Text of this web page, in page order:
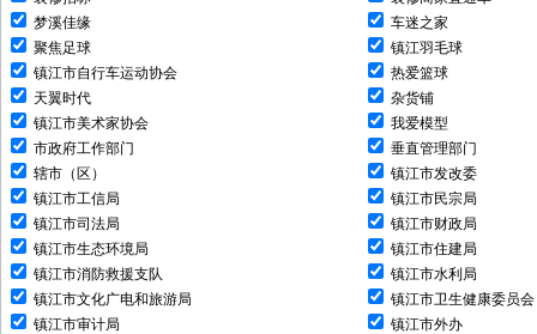
梦溪佳缘
车迷之家
聚焦足球
镇江羽毛球
镇江市自行车运动协会
热爱篮球
天翼时代
杂货铺
镇江市美术家协会
我爱模型
市政府工作部门
垂直管理部门
辖市（区）
镇江市发改委
镇江市工信局
镇江市民宗局
镇江市司法局
镇江市财政局
镇江市生态环境局
镇江市住建局
镇江市消防救援支队
镇江市水利局
镇江市文化广电和旅游局
镇江市卫生健康委员会
镇江市审计局
镇江市外办